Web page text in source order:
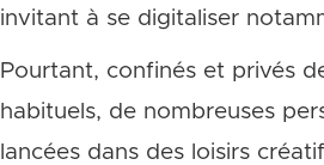
invitant à se digitaliser
Pourtant, confinés et privés
habituels, de nombreuses
lancées dans des loisirs